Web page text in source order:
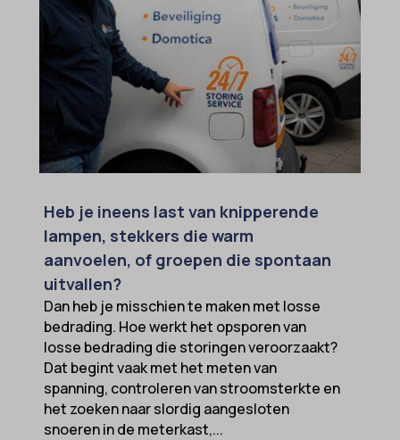
Heb je ineens last van knipperende
lampen, stekkers die warm
aanvoelen, of groepen die spontaan
uitvallen?
Dan heb je misschien te maken met losse
bedrading. Hoe werkt het opsporen van
losse bedrading die storingen veroorzaakt?
Dat begint vaak met het meten van
spanning, controleren van stroomsterkte en
het zoeken naar slordig aangesloten
snoeren in de meterkast,...